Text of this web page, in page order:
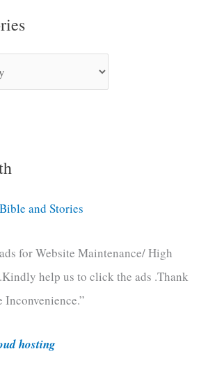
and Stories
for Website Maintenance/ High
help us to click the ads .Thank
Inconvenience.”
hosting